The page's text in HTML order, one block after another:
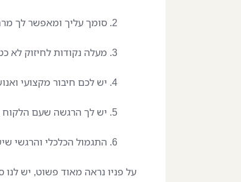
סומך עליך ומאפשר לך
מעלה נקודות לחיזוק לא
יש לכם חיבור מקצועי
יש לך הרגשה שעם
התגמול הכלכלי והרגשי
על פניו נראה מאוד פשוט, יש